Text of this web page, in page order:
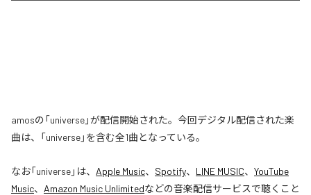
amosの「universe」が配信開始された。今回デジタル配信された楽
曲は、「universe」を含む全1曲となっている。
なお「universe」は、 Apple Music、 Spotify、 LINE MUSIC、 YouTube
Music、 Amazon Music Unlimitedなどの音楽配信サービスで聴くこと